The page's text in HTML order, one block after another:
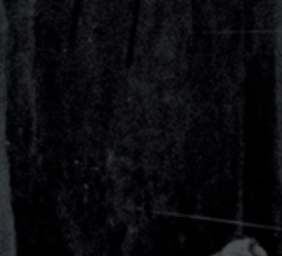
Play